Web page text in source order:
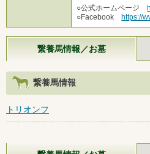
○公式ホームページ
○Facebookhttps://
繋養馬情報／お墓
繋養馬情報
トリオンフ